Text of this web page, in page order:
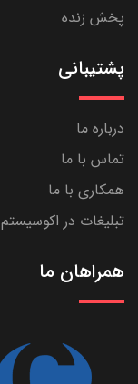
پخش زنده
پشتیبانی
درباره ما
تماس با ما
همکاری با ما
تبلیغات در اکوسیستم
همراهان ما